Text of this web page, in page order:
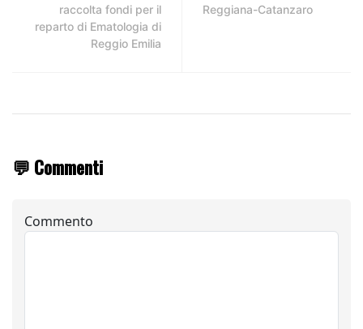
raccolta fondi per il
reparto di Ematologia di
Reggio Emilia
Reggiana-Catanzaro
💬 Commenti